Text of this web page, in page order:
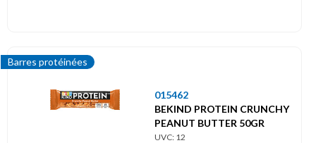
Barres protéinées
015462
BEKIND PROTEIN CRUNCHY
PEANUT BUTTER 50GR
UVC: 12